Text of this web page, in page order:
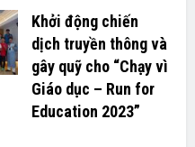
Khởi động chiến
dịch truyền thông và
gây quỹ cho “Chạy vì
Giáo dục – Run for
Education 2023”